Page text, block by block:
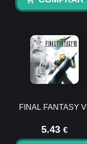
FINAL FANTASY VII
5.43 €